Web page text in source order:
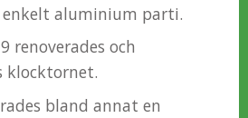
aluminium parti.
renoverades och
klocktornet.
bland annat en